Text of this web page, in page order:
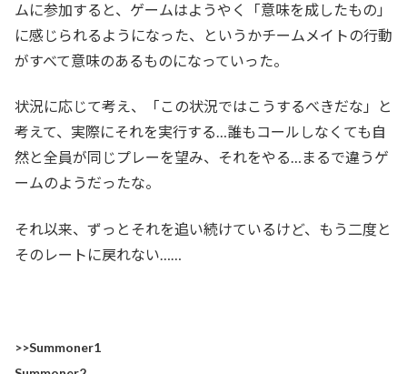
ムに参加すると、ゲームはようやく「意味を成したもの」
に感じられるようになった、というかチームメイトの行動
がすべて意味のあるものになっていった。
状況に応じて考え、「この状況ではこうするべきだな」と
考えて、実際にそれを実行する…誰もコールしなくても自
然と全員が同じプレーを望み、それをやる…まるで違うゲ
ームのようだったな。
それ以来、ずっとそれを追い続けているけど、もう二度と
そのレートに戻れない……
>>Summoner1